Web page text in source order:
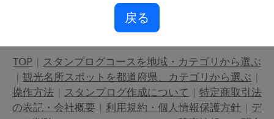
戻る
TOP | スタンプログコースを地域・カテゴリから選ぶ
| 観光名所スポットを都道府県、カテゴリから選ぶ |
操作方法 | スタンプログ作成について | 特定商取引法
の表記・会社概要 | 利用規約・個人情報保護方針 | デ